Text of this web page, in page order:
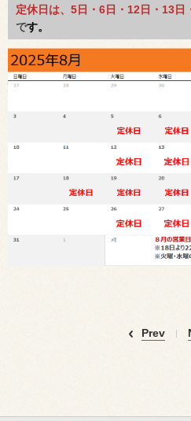
定休日は、5日・6日・12日・13日
です。
Prev